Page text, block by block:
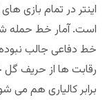
اینتر در تمام بازی
است. آمار خط حمله
رقابت ها از حریف
برابر کالیاری هم می